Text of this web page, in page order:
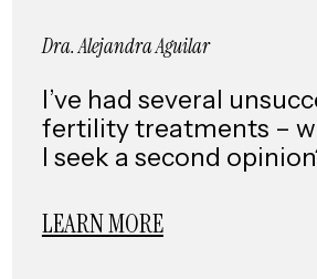
Dra. Alejandra Aguilar
I’ve had several
fertility treatments –
I seek a second
LEARN MORE